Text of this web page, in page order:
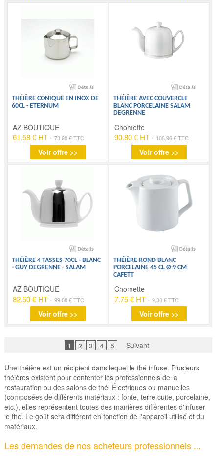
THÉIÈRE CONIQUE EN INOX DE
60CL - ETERNUM
AZ BOUTIQUE
61.58 € HT -73.90 € TTC
Voir offre >>
THÉIÈRE AVEC COUVERCLE
BLANC PORCELAINE SALAM
DEGRENNE
Chomette
90.80 € HT- 108.96 € TTC
Voir offre >>
THÉIÈRE 4 TASSES 70CL - BLANC
- GUY DEGRENNE - SALAM
AZ BOUTIQUE
82.50 € HT -99.00 € TTC
Voir offre >>
THÉIÈRE ROND BLANC
PORCELAINE 45 CL Ø 9 CM
CAFETT
Chomette
7.75 € HT- 9.30 € TTC
Voir offre >>
1 2 3 4 5 Suivant
Une théière est un récipient dans lequel le thé infuse. Plusieurs
théières existent pour contenter les professionnels de la
restauration ou des salons de thé. Électriques ou manuelles
(composées de différents matériaux : fonte, terre cuite, porcelaine,
etc.), elles représentent toutes des manières différentes d'infuser
le thé. Le goût sera différent en fonction de l'appareil utilisé et du
matériaux.
Les demandes de nos acheteurs professionnels ...